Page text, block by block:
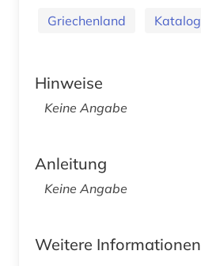
Griechenland Katalog
Hinweise
Keine Angabe
Anleitung
Keine Angabe
Weitere Informationen